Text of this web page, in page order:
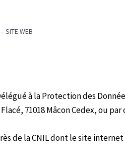
WEB
à la Protection des
71018 Mâcon Cedex, ou
de la CNIL dont le site